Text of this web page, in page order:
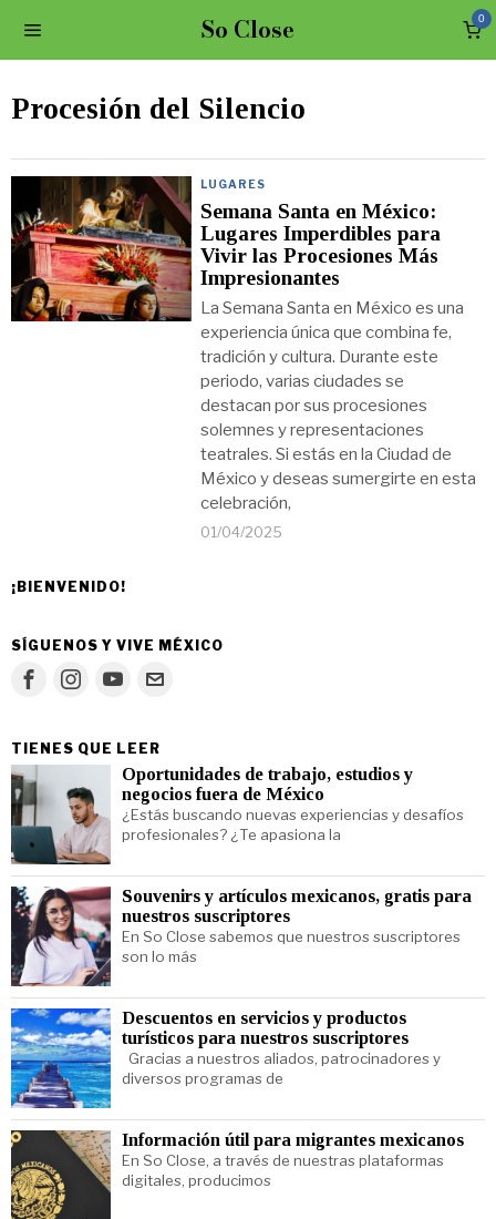
So Close 0
Procesión del Silencio
LUGARES
Semana Santa en México:
Lugares Imperdibles para
Vivir las Procesiones Más
Impresionantes
La Semana Santa en México es una
experiencia única que combina fe,
tradición y cultura. Durante este
periodo, varias ciudades se
destacan por sus procesiones
solemnes y representaciones
teatrales. Si estás en la Ciudad de
México y deseas sumergirte en esta
celebración,
01/04/2025
¡BIENVENIDO!
SÍGUENOS Y VIVE MÉXICO
TIENES QUE LEER
Oportunidades de trabajo, estudios y
negocios fuera de México
¿Estás buscando nuevas experiencias y desafíos
profesionales? ¿Te apasiona la
Souvenirs y artículos mexicanos, gratis para
nuestros suscriptores
En So Close sabemos que nuestros suscriptores
son lo más
Descuentos en servicios y productos
turísticos para nuestros suscriptores
Gracias a nuestros aliados, patrocinadores y
diversos programas de
Información útil para migrantes mexicanos
En So Close, a través de nuestras plataformas
digitales, producimos